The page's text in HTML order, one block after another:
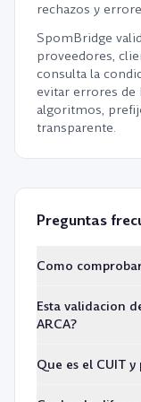
rechazos y
SpomBridge
proveedores,
consulta la
evitar errores de
algoritmos,
transparente.
Preguntas
Como
es instantanea:
que el prefijo
decimos
Esta validacion
ARCA?
del numero:
Que es el CUIT